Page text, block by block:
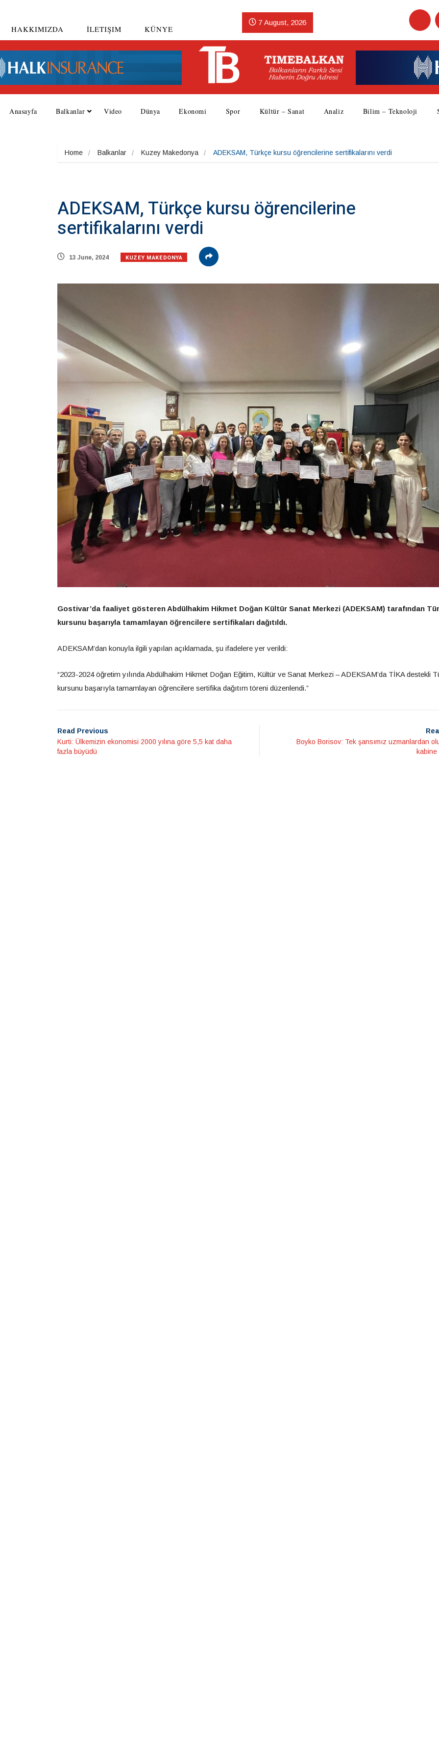
HAKKIMIZDA İLETIŞIM KÜNYE
7 August, 2026
Anasayfa Balkanlar Video Dünya Ekonomi Spor Kültür – Sanat Analiz Bilim – Teknoloji
Home Balkanlar Kuzey Makedonya ADEKSAM, Türkçe kursu öğrencilerine sertifikalarını verdi
ADEKSAM, Türkçe kursu öğrencilerine
sertifikalarını verdi
13 June, 2024 KUZEY MAKEDONYA
Gostivar’da faaliyet gösteren Abdülhakim Hikmet Doğan Kültür Sanat Merkezi (ADEKSAM) tarafından
kursunu başarıyla tamamlayan öğrencilere sertifikaları dağıtıldı.
ADEKSAM’dan konuyla ilgili yapılan açıklamada, şu ifadelere yer verildi:
“2023-2024 öğretim yılında Abdülhakim Hikmet Doğan Eğitim, Kültür ve Sanat Merkezi – ADEKSAM’da TİKA destekli
kursunu başarıyla tamamlayan öğrencilere sertifika dağıtım töreni düzenlendi.”
Read Previous
Kurti: Ülkemizin ekonomisi 2000 yılına göre 5,5 kat daha
fazla büyüdü
Boyko Borisov: Tek şansımız uzmanlardan
kabine